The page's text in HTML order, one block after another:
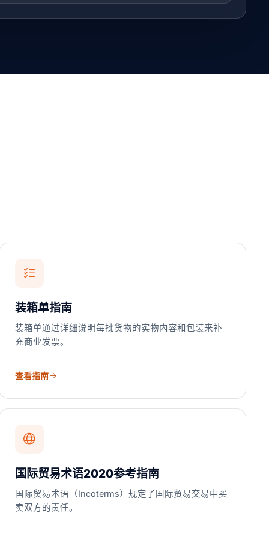
装箱单指南
装箱单通过详细说明每批货物的实物内容和包装来补
充商业发票。
查看指南
国际贸易术语2020参考指南
国际贸易术语（Incoterms）规定了国际贸易交易中买
卖双方的责任。